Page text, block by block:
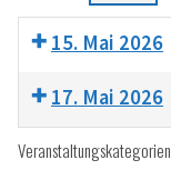
15. Mai 2026
17. Mai 2026
Veranstaltungskategorien